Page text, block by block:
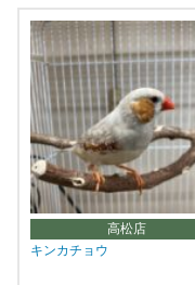
高松店
キンカチョウ